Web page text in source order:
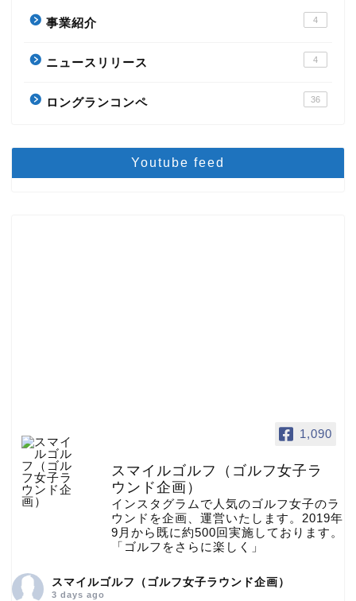
事業紹介 4
ニュースリリース 4
ロングランコンペ 36
Youtube feed
1,090
スマイルゴルフ（ゴルフ女子ラ
ウンド企画）
インスタグラムで人気のゴルフ女子のラ
ウンドを企画、運営いたします。2019年
9月から既に約500回実施しております。
「ゴルフをさらに楽しく」
スマイルゴルフ（ゴルフ女子ラウンド企画）
3 days ago